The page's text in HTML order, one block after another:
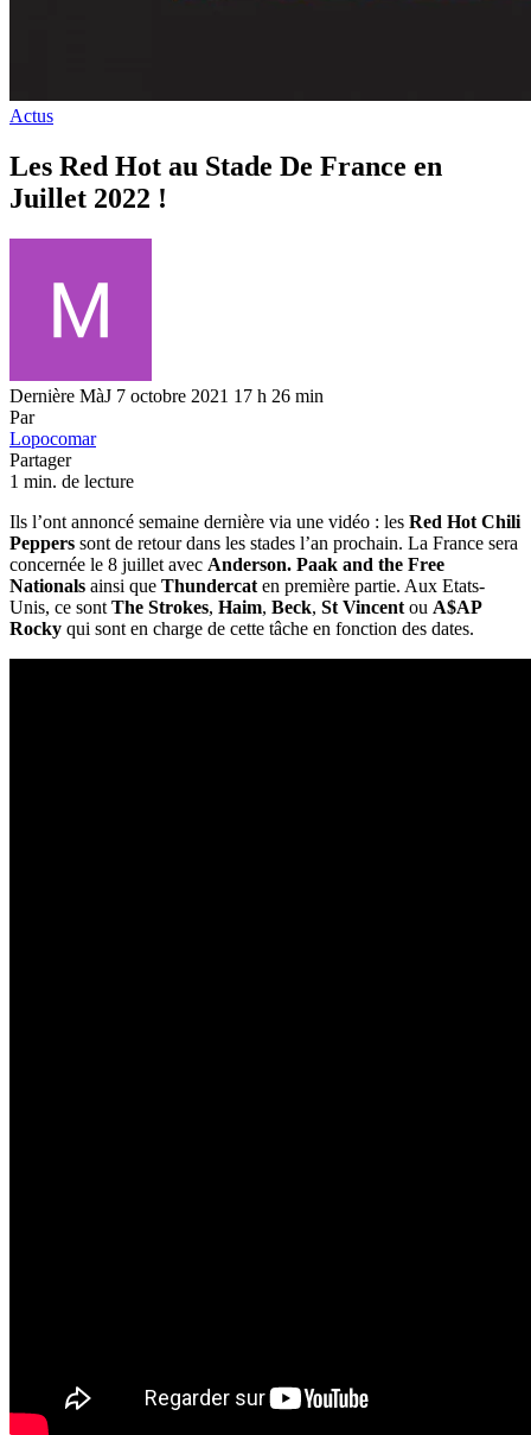
Actus
Les Red Hot au Stade De France en
Juillet 2022 !
Dernière MàJ 7 octobre 2021 17 h 26 min
Par
Lopocomar
Partager
1 min. de lecture
Ils l’ont annoncé semaine dernière via une vidéo : les Red Hot Chili
Peppers sont de retour dans les stades l’an prochain. La France sera
concernée le 8 juillet avec Anderson. Paak and the Free
Nationals ainsi que Thundercat en première partie. Aux Etats-
Unis, ce sont The Strokes, Haim, Beck, St Vincent ou A$AP
Rocky qui sont en charge de cette tâche en fonction des dates.